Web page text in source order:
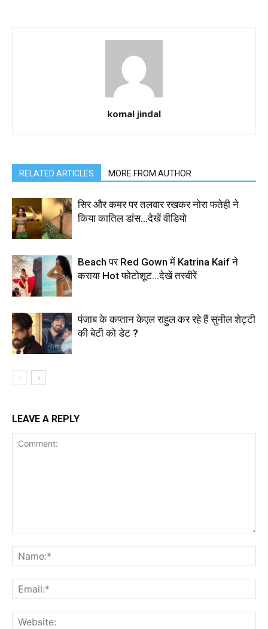
komal jindal
RELATED ARTICLES MORE FROM AUTHOR
सिर और कमर पर तलवार रखकर नोरा फतेही ने
किया कातिल डांस…देखें वीडियो
Beach पर Red Gown में Katrina Kaif ने
कराया Hot फोटोशूट…देखें तस्वीरें
पंजाब के कप्तान केएल राहुल कर रहे हैं सुनील शेट्टी
की बेटी को डेट ?
LEAVE A REPLY